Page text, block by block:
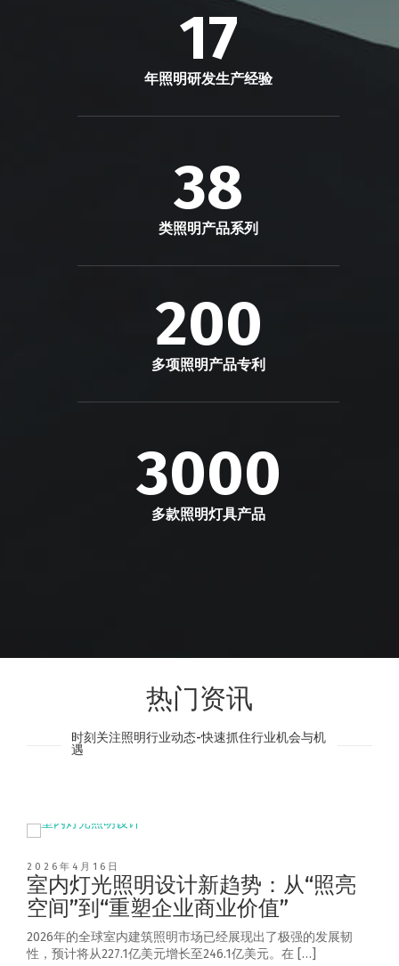
17
年照明研发生产经验
38
类照明产品系列
200
多项照明产品专利
3000
多款照明灯具产品
热门资讯
时刻关注照明行业动态-快速抓住行业机会与机
遇
2026年4月16日
室内灯光照明设计新趋势：从“照亮
空间”到“重塑企业商业价值”
2026年的全球室内建筑照明市场已经展现出了极强的发展韧
性，预计将从227.1亿美元增长至246.1亿美元。在 […]